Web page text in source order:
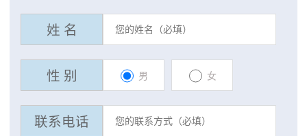
姓 名
性 别 男 女
联系电话